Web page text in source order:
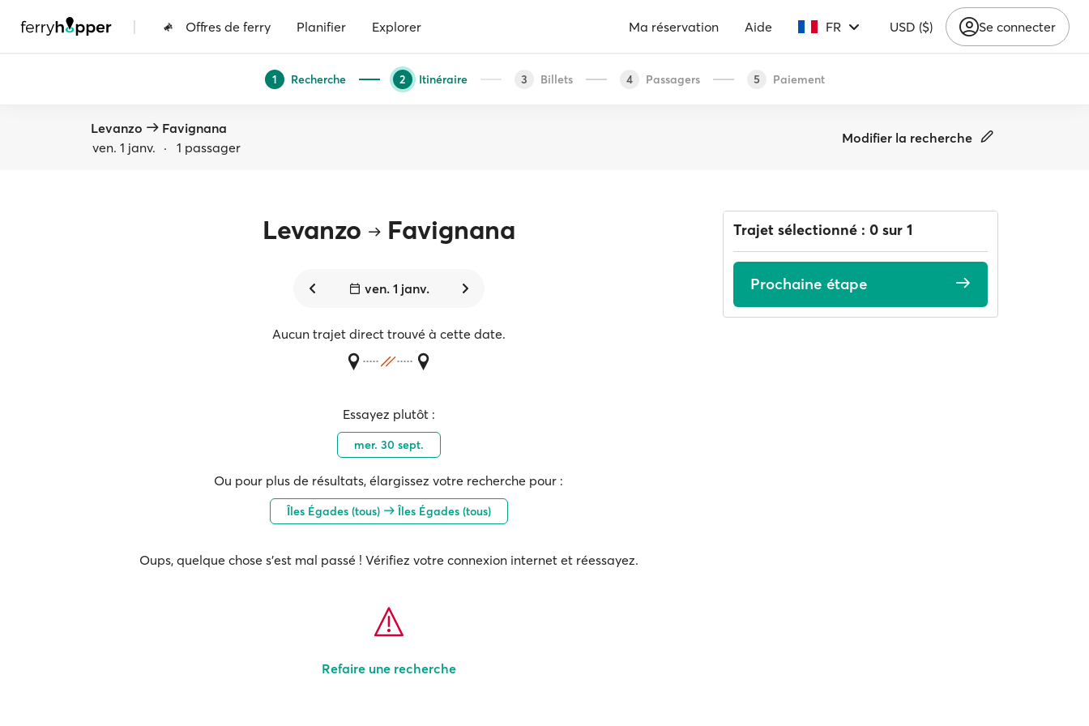
| Offres de ferry Planifier Explorer Ma réservation Aide FR USD ($) Se connecter
1 Recherche 2 Itinéraire 3 Billets 4 Passagers 5 Paiement
Levanzo
Favignana
ven. 1 janv. · 1 passager
Modifier la recherche
Levanzo Favignana
ven. 1 janv.
Aucun trajet direct trouvé à cette date.
Essayez plutôt :
mer. 30 sept.
Ou pour plus de résultats, élargissez votre recherche pour :
Îles Égades (tous) Îles Égades (tous)
Oups, quelque chose s'est mal passé ! Vérifiez votre connexion internet et réessayez.
Refaire une recherche
Trajet sélectionné : 0 sur 1
Prochaine étape